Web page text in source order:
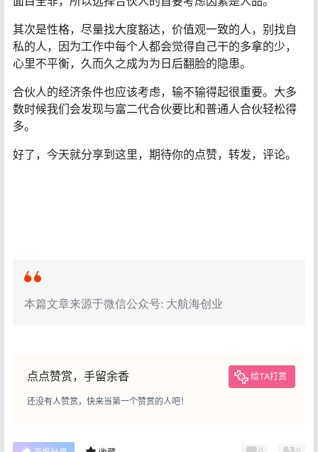
其次是性格，尽量找大度豁达，价值观一致的人，别找自
私的人，因为工作中每个人都会觉得自己干的多拿的少，
心里不平衡，久而久之成为为日后翻脸的隐患。
合伙人的经济条件也应该考虑，输不输得起很重要。大多
数时候我们会发现与富二代合伙要比和普通人合伙轻松得
多。
好了，今天就分享到这里，期待你的点赞，转发，评论。
本篇文章来源于微信公众号: 大航海创业
点点赞赏，手留余香 给TA打赏
还没有人赞赏，快来当第一个赞赏的人吧！